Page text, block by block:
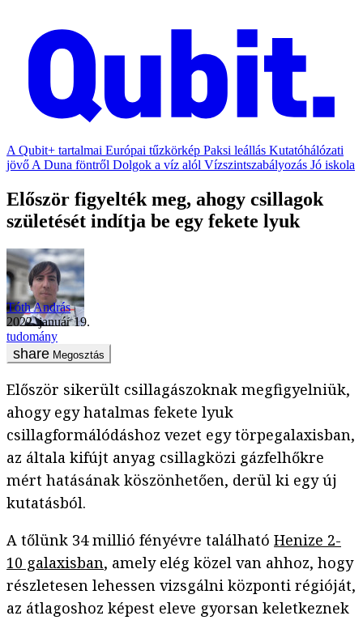
A Qubit+ tartalmai Európai tűzkörkép Paksi leállás Kutatóhálózati
jövő A Duna föntről Dolgok a víz alól Vízszintszabályozás Jó iskola
Először figyelték meg, ahogy csillagok
születését indítja be egy fekete lyuk
Tóth András
2022. január 19.
tudomány
Megosztás
Először sikerült csillagászoknak megfigyelniük,
ahogy egy hatalmas fekete lyuk
csillagformálódáshoz vezet egy törpegalaxisban,
az általa kifújt anyag csillagközi gázfelhőkre
mért hatásának köszönhetően, derül ki egy új
kutatásból.
A tőlünk 34 millió fényévre található Henize 2-
10 galaxisban, amely elég közel van ahhoz, hogy
részletesen lehessen vizsgálni központi régióját,
az átlagoshoz képest eleve gyorsan keletkeznek